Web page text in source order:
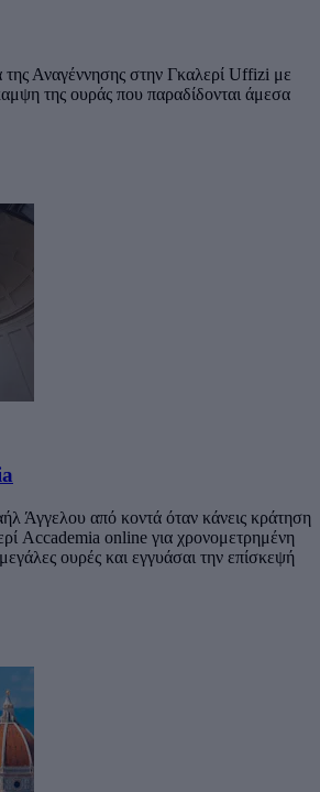
της Αναγέννησης στην Γκαλερί Uffizi με
της ουράς που παραδίδονται άμεσα
Άγγελου από κοντά όταν κάνεις κράτηση
Accademia online για χρονομετρημένη
ουρές και εγγυάσαι την επίσκεψή